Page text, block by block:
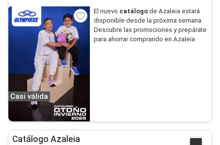
Casi válida
El nuevo catálogode Azaleia estará
disponible desde la próxima semana.
Descubre las promociones y prepárate
para ahorrar comprando en Azaleia.
Catálogo Azaleia